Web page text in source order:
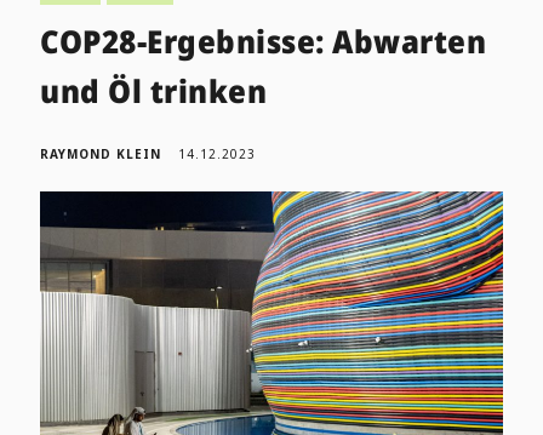
COP28-Ergebnisse: Abwarten
und Öl trinken
RAYMOND KLEIN 14.12.2023